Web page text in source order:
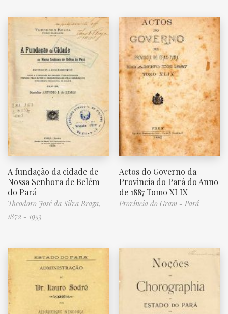
A fundação da cidade de
Nossa Senhora de Belém
do Pará
Theodoro José da Silva Braga,
1872 - 1953
Actos do Governo da
Provincia do Pará do Anno
de 1887 Tomo XLIX
Província do Gram - Pará